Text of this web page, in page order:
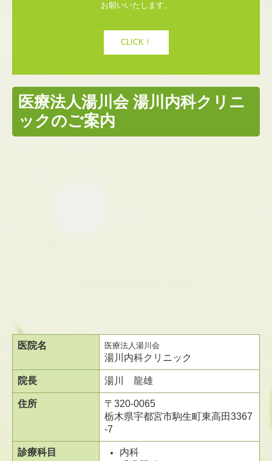
お願いいたします。
CLICK！
医療法人湯川会 湯川内科クリニ
ックのご案内
医院名 医療法人湯川会
湯川内科クリニック
院長 湯川 龍雄
住所
〒320-0065
栃木県宇都宮市駒生町東高田3367
-7
診療科目
内科